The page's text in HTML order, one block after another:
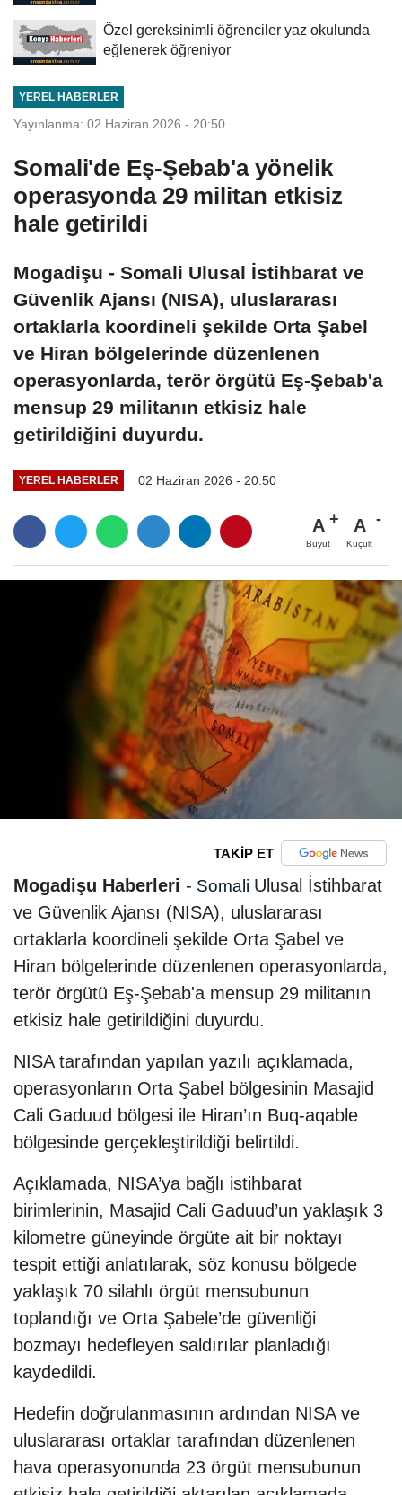
Özel gereksinimli öğrenciler yaz okulunda
eğlenerek öğreniyor
YEREL HABERLER
Yayınlanma: 02 Haziran 2026 - 20:50
Somali'de Eş-Şebab'a yönelik
operasyonda 29 militan etkisiz
hale getirildi
Mogadişu - Somali Ulusal İstihbarat ve
Güvenlik Ajansı (NISA), uluslararası
ortaklarla koordineli şekilde Orta Şabel
ve Hiran bölgelerinde düzenlenen
operasyonlarda, terör örgütü Eş-Şebab'a
mensup 29 militanın etkisiz hale
getirildiğini duyurdu.
YEREL HABERLER 02 Haziran 2026 - 20:50
A
Büyüt
A
Küçült
TAKİP ET
Mogadişu Haberleri - Somali Ulusal İstihbarat
ve Güvenlik Ajansı (NISA), uluslararası
ortaklarla koordineli şekilde Orta Şabel ve
Hiran bölgelerinde düzenlenen operasyonlarda,
terör örgütü Eş-Şebab'a mensup 29 militanın
etkisiz hale getirildiğini duyurdu.
NISA tarafından yapılan yazılı açıklamada,
operasyonların Orta Şabel bölgesinin Masajid
Cali Gaduud bölgesi ile Hiran’ın Buq-aqable
bölgesinde gerçekleştirildiği belirtildi.
Açıklamada, NISA’ya bağlı istihbarat
birimlerinin, Masajid Cali Gaduud’un yaklaşık 3
kilometre güneyinde örgüte ait bir noktayı
tespit ettiği anlatılarak, söz konusu bölgede
yaklaşık 70 silahlı örgüt mensubunun
toplandığı ve Orta Şabele’de güvenliği
bozmayı hedefleyen saldırılar planladığı
kaydedildi.
Hedefin doğrulanmasının ardından NISA ve
uluslararası ortaklar tarafından düzenlenen
hava operasyonunda 23 örgüt mensubunun